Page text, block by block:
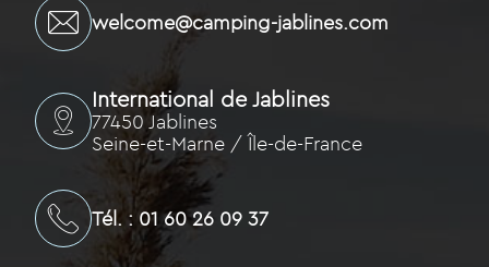
welcome@camping-jablines.com
International de Jablines
77450 Jablines
Seine-et-Marne / Île-de-France
Tél. : 01 60 26 09 37